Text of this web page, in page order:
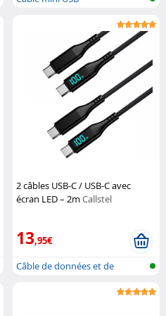
2 câbles USB-C / USB-C avec
écran LED – 2mCallstel
13,95€
Câble de données et de